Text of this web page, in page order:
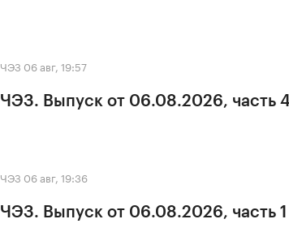
ЧЭЗ 06 авг, 19:57
ЧЭЗ. Выпуск от 06.08.2026, часть
ЧЭЗ 06 авг, 19:36
ЧЭЗ. Выпуск от 06.08.2026, часть 1